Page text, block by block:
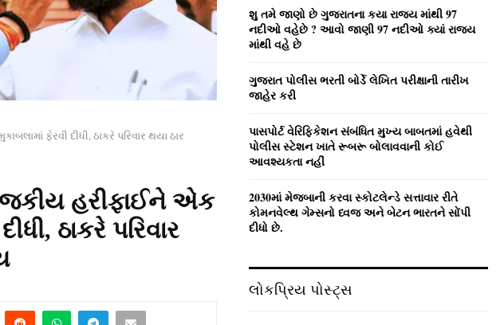
ફેરવી દીધી, ઠાકરે પરિવાર થયા ઠાર
હરીફાઈને એક
ઠાકરે પરિવાર
H
શુ તમે જાણો છે ગુજરાતના કયા રાજ્ય માંથી 97
નદીઓ વહેછે ? આવો જાણી 97 નદીઓ ક્યાં રાજ્ય
માંથી વહે છે
ગુજરાત પોલીસ ભરતી બોર્ડે લેખિત પરીક્ષાની તારીખ
જાહેર કરી
પાસપોર્ટ વેરિફિકેશન સંબંધિત મુખ્ય બાબતમાં હવેથી
પોલીસ સ્ટેશન ખાતે રૂબરૂ બોલાવવાની કોઈ
આવશ્યકતા નહીં
2030માં મેજબાની કરવા સ્કોટલેન્ડે સત્તાવાર રીતે
કોમનવેલ્થ ગેમ્સનો ધ્વજ અને બેટન ભારતને સોંપી
દીધો છે.
લોકપ્રિય પોસ્ટ્સ